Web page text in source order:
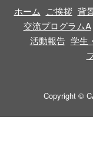
ン
ホーム ご挨拶 背
交流プログラムA
活動報告 学生
Copyright ©